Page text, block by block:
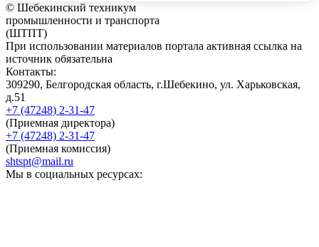
© Шебекинский техникум
промышленности и транспорта
(ШТПТ)
При использовании материалов портала активная ссылка на
источник обязательна
Контакты:
309290, Белгородская область, г.Шебекино, ул. Харьковская,
д.51
+7 (47248) 2-31-47
(Приемная директора)
+7 (47248) 2-31-47
(Приемная комиссия)
shtspt@mail.ru
Мы в социальных ресурсах: